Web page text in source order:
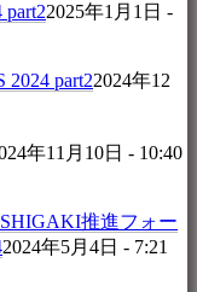
2025年1月1日 -
part22024年12
年11月10日 - 10:40
推進フォー
2024年5月4日 - 7:21